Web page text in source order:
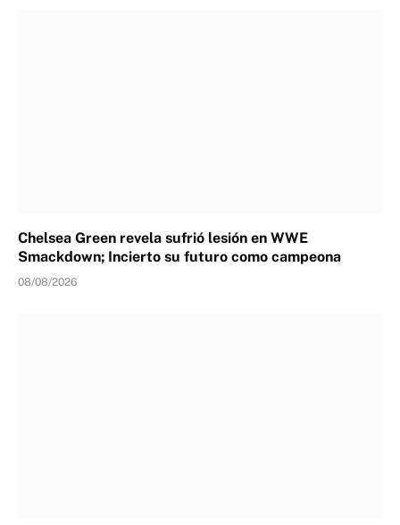
Chelsea Green revela sufrió lesión en WWE
Smackdown; Incierto su futuro como campeona
08/08/2026